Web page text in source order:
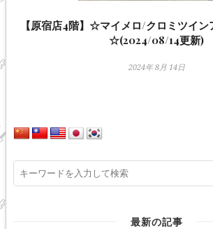
【原宿店4階】☆マイメロ/クロミツイ
☆(2024/08/14更新)
2024年 8月 14日
最新の記事